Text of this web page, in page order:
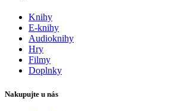
Knihy
E-knihy
Audioknihy
Hry
Filmy
Doplnky
Nakupujte u nás